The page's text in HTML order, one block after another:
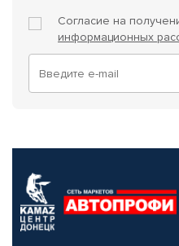
Согласие на
информационных